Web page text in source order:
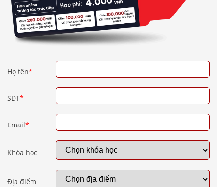
Họ tên*
SĐT*
Email*
Khóa học
Địa điểm